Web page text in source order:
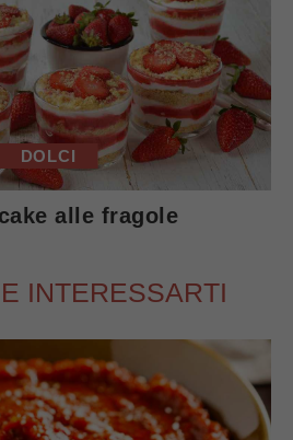
DOLCI
alle fragole
INTERESSARTI